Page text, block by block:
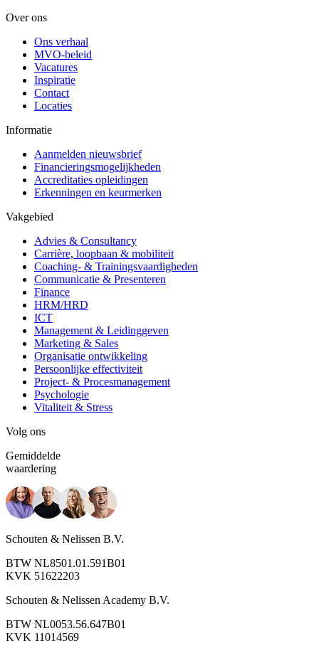
Over ons
Ons verhaal
MVO-beleid
Vacatures
Inspiratie
Contact
Locaties
Informatie
Aanmelden nieuwsbrief
Financieringsmogelijkheden
Accreditaties opleidingen
Erkenningen en keurmerken
Vakgebied
Advies & Consultancy
Carrière, loopbaan & mobiliteit
Coaching- & Trainingsvaardigheden
Communicatie & Presenteren
Finance
HRM/HRD
ICT
Management & Leidinggeven
Marketing & Sales
Organisatie ontwikkeling
Persoonlijke effectiviteit
Project- & Procesmanagement
Psychologie
Vitaliteit & Stress
Volg ons
Gemiddelde
waardering
Schouten & Nelissen B.V.
BTW NL8501.01.591B01
KVK 51622203
Schouten & Nelissen Academy B.V.
BTW NL0053.56.647B01
KVK 11014569